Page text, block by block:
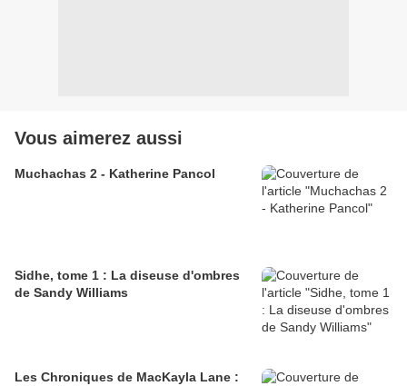
Vous aimerez aussi
Muchachas 2 - Katherine Pancol
Sidhe, tome 1 : La diseuse d'ombres
de Sandy Williams
Les Chroniques de MacKayla Lane :